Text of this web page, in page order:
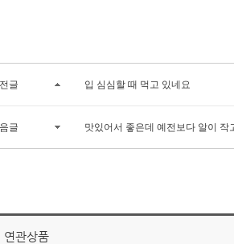
글 입 심심할 때 먹고 있네요
글 맛있어서 좋은데 예전보다 알이 작
연관상품